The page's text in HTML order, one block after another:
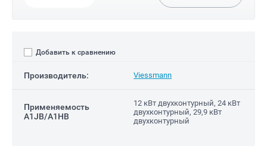
Добавить к сравнению
Производитель: Viessmann
Применяемость
A1JB/A1HB
12 кВт двухконтурный, 24 кВт
двухконтурный, 29,9 кВт
двухконтурный